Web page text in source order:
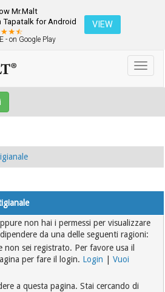
Mr.Malt
Tapatalk for Android
- on Google Play
VIEW
non hai i permessi per visualizzare
da una delle seguenti ragioni:
sei registrato. Per favore usa il
per fare il login. Login |Vuoi
a questa pagina. Stai cercando di